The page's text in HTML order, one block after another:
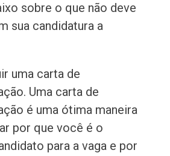
sobre o que não deve
sua candidatura a
uma carta de
Uma carta de
é uma ótima maneira
por que você é o
para a vaga e por